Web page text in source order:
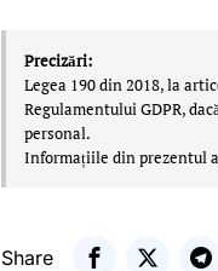
Precizări:
Legea 190 din 2018, la
Regulamentului GDPR,
personal.
Informațiile din prezentul
Share